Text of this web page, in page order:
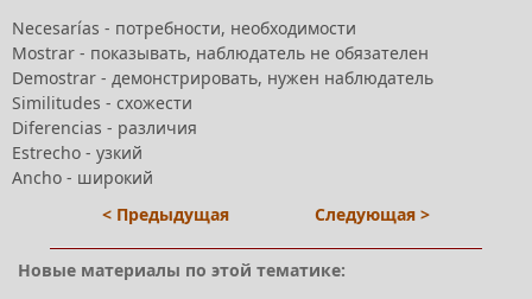
Necesarías - потребности, необходимости
Mostrar - показывать, наблюдатель не обязателен
Demostrar - демонстрировать, нужен наблюдатель
Similitudes - схожести
Diferencias - различия
Estrecho - узкий
Ancho - широкий
< Предыдущая
Следующая >
Новые материалы по этой тематике: